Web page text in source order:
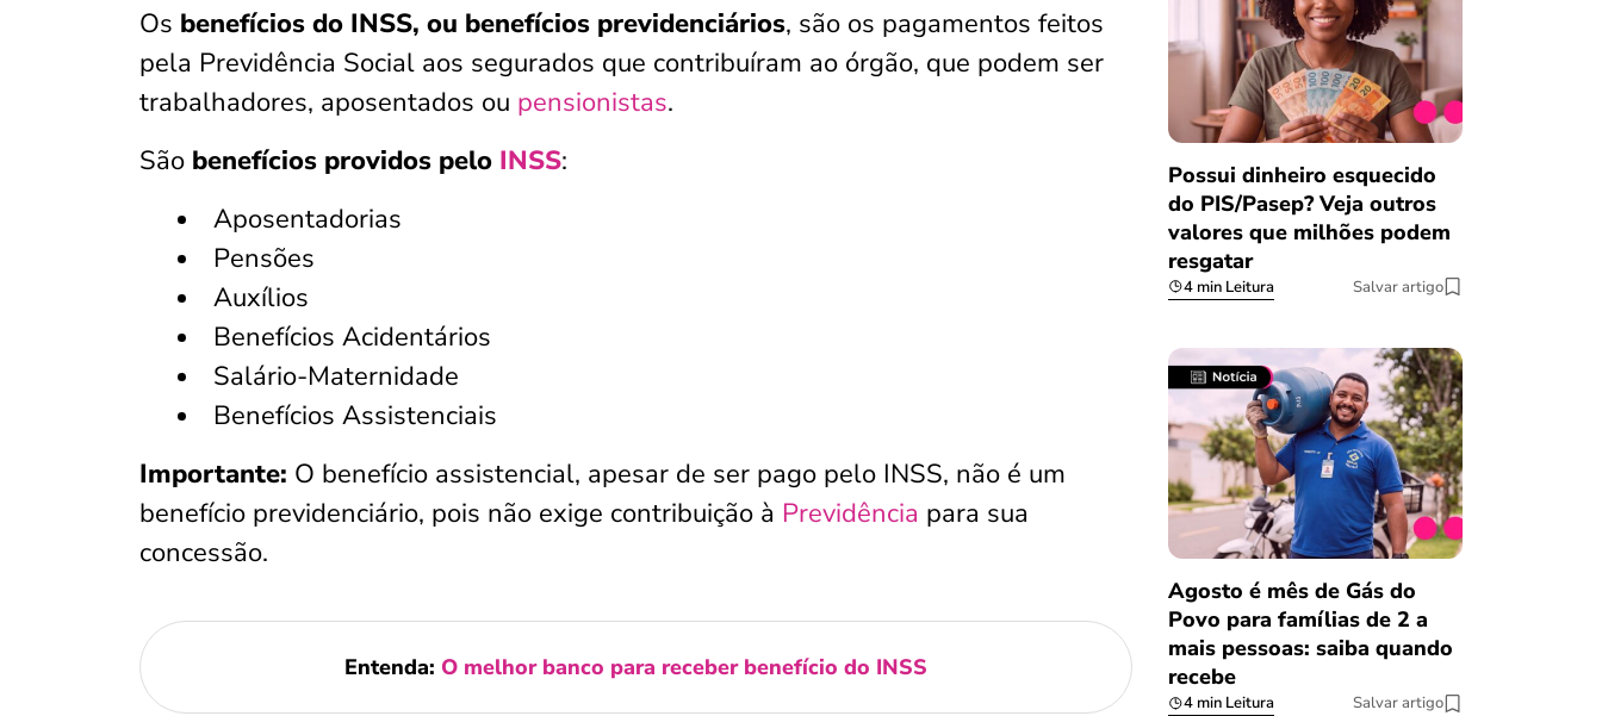
Os benefícios do INSS, ou benefícios previdenciários, são os pagamentos feitos
pela Previdência Social aos segurados que contribuíram ao órgão, que podem ser
trabalhadores, aposentados ou pensionistas.
São benefícios providos pelo INSS:
Aposentadorias
Pensões
Auxílios
Benefícios Acidentários
Salário-Maternidade
Benefícios Assistenciais
Importante: O benefício assistencial, apesar de ser pago pelo INSS, não é um
benefício previdenciário, pois não exige contribuição à Previdência para sua
concessão.
Entenda: O melhor banco para receber benefício do INSS
Possui dinheiro esquecido
do PIS/Pasep? Veja outros
valores que milhões podem
resgatar
4 min Leitura Salvar artigo
Agosto é mês de Gás do
Povo para famílias de 2 a
mais pessoas: saiba quando
recebe
4 min Leitura Salvar artigo